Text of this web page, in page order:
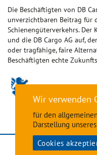
Die Beschäftigten von DB
unverzichtbaren Beitrag für
Schienengüterverkehrs. Der
und die DB Cargo AG auf,
oder tragfähige, faire
Beschäftigten echte
Impressum•
Wir verwenden
für den
Darstellung
Cookies